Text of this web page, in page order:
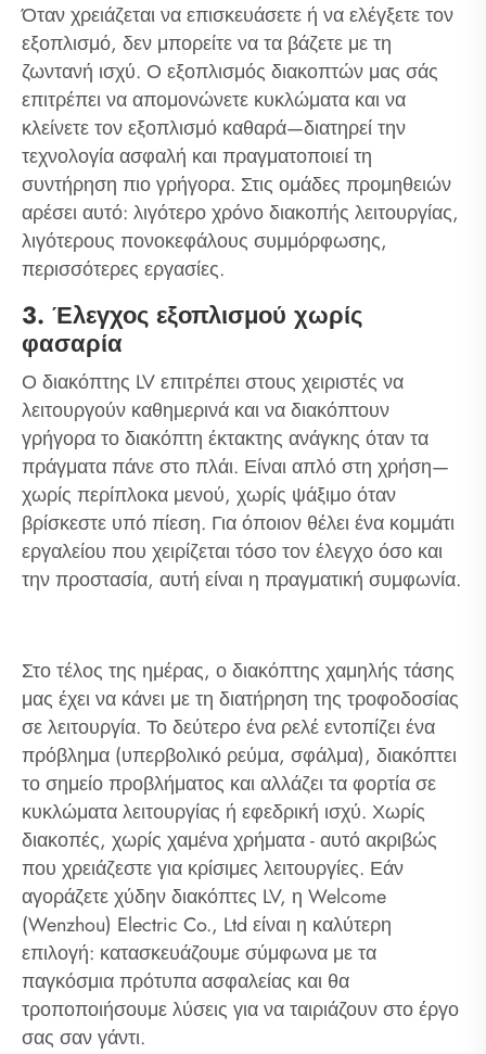
Όταν χρειάζεται να επισκευάσετε ή να ελέγξετε τον
εξοπλισμό, δεν μπορείτε να τα βάζετε με τη
ζωντανή ισχύ. Ο εξοπλισμός διακοπτών μας σάς
επιτρέπει να απομονώνετε κυκλώματα και να
κλείνετε τον εξοπλισμό καθαρά—διατηρεί την
τεχνολογία ασφαλή και πραγματοποιεί τη
συντήρηση πιο γρήγορα. Στις ομάδες προμηθειών
αρέσει αυτό: λιγότερο χρόνο διακοπής λειτουργίας,
λιγότερους πονοκεφάλους συμμόρφωσης,
περισσότερες εργασίες.
3. Έλεγχος εξοπλισμού χωρίς
φασαρία
Ο διακόπτης LV επιτρέπει στους χειριστές να
λειτουργούν καθημερινά και να διακόπτουν
γρήγορα το διακόπτη έκτακτης ανάγκης όταν τα
πράγματα πάνε στο πλάι. Είναι απλό στη χρήση—
χωρίς περίπλοκα μενού, χωρίς ψάξιμο όταν
βρίσκεστε υπό πίεση. Για όποιον θέλει ένα κομμάτι
εργαλείου που χειρίζεται τόσο τον έλεγχο όσο και
την προστασία, αυτή είναι η πραγματική συμφωνία.
Στο τέλος της ημέρας, ο διακόπτης χαμηλής τάσης
μας έχει να κάνει με τη διατήρηση της τροφοδοσίας
σε λειτουργία. Το δεύτερο ένα ρελέ εντοπίζει ένα
πρόβλημα (υπερβολικό ρεύμα, σφάλμα), διακόπτει
το σημείο προβλήματος και αλλάζει τα φορτία σε
κυκλώματα λειτουργίας ή εφεδρική ισχύ. Χωρίς
διακοπές, χωρίς χαμένα χρήματα - αυτό ακριβώς
που χρειάζεστε για κρίσιμες λειτουργίες. Εάν
αγοράζετε χύδην διακόπτες LV, η Welcome
(Wenzhou) Electric Co., Ltd είναι η καλύτερη
επιλογή: κατασκευάζουμε σύμφωνα με τα
παγκόσμια πρότυπα ασφαλείας και θα
τροποποιήσουμε λύσεις για να ταιριάζουν στο έργο
σας σαν γάντι.